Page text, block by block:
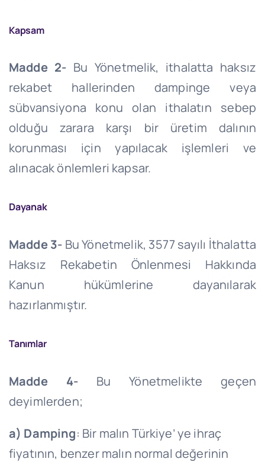
Kapsam
Madde 2- Bu Yönetmelik, ithalatta haksız
rekabet hallerinden dampinge veya
sübvansiyona konu olan ithalatın sebep
olduğu zarara karşı bir üretim dalının
korunması için yapılacak işlemleri ve
alınacak önlemleri kapsar.
Dayanak
Madde 3- Bu Yönetmelik, 3577 sayılı İthalatta
Haksız Rekabetin Önlenmesi Hakkında
Kanun hükümlerine dayanılarak
hazırlanmıştır.
Tanımlar
Madde 4- Bu Yönetmelikte geçen
deyimlerden;
a) Damping: Bir malın Türkiye’ ye ihraç
fiyatının, benzer malın normal değerinin